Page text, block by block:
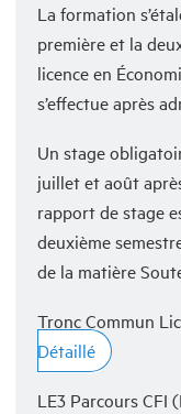
La formation
première et la
licence en
s’effectue après
Un stage
juillet et août
rapport de stage
deuxième
de la matière
Tronc Commun
Détaillé
LE3 Parcours CFI